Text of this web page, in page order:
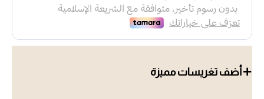
أضف تغريسات مميزة